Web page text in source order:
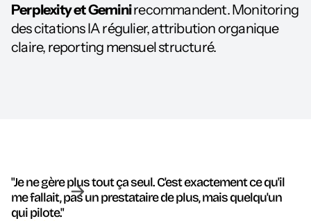
Perplexity et Geminirecommandent. Monitoring
des citations IA régulier, attribution organique
claire, reporting mensuel structuré.
"Je ne gère plus tout ça seul. C'est exactement ce qu'il
me fallait, pas un prestataire de plus, mais quelqu'un
qui pilote."